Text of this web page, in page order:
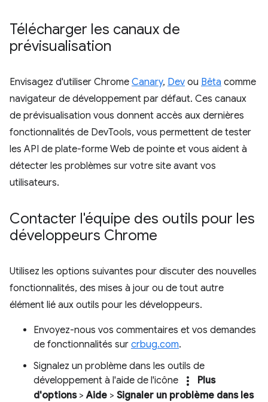
Télécharger les canaux de
prévisualisation
Envisagez d'utiliser Chrome Canary, Dev ou Bêta comme
navigateur de développement par défaut. Ces canaux
de prévisualisation vous donnent accès aux dernières
fonctionnalités de DevTools, vous permettent de tester
les API de plate-forme Web de pointe et vous aident à
détecter les problèmes sur votre site avant vos
utilisateurs.
Contacter l'équipe des outils pour les
développeurs Chrome
Utilisez les options suivantes pour discuter des nouvelles
fonctionnalités, des mises à jour ou de tout autre
élément lié aux outils pour les développeurs.
Envoyez-nous vos commentaires et vos demandes
de fonctionnalités sur crbug.com.
Signalez un problème dans les outils de
développement à l'aide de l'icône
more_vert
Plus
d'options>Aide > Signaler un problème dans les